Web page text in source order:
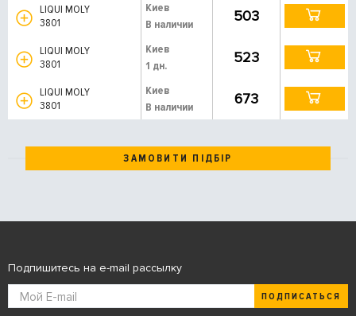
LIQUI MOLY
3801
Киев
В наличии
503
LIQUI MOLY
3801
Киев
1 дн.
523
LIQUI MOLY
3801
Киев
В наличии
673
ЗАМОВИТИ ПІДБІР
Подпишитесь на e-mail рассылку
ПОДПИСАТЬСЯ